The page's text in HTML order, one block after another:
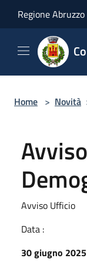
Regione Abruzzo
Home > Novità
Avviso Ufficio
Data :
30 giugno 2025